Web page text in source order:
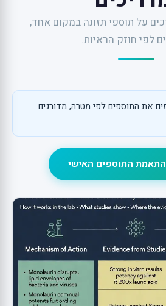
על תוספי תזונה במקום אחד,
לפי חוזק הראיות.
את התוספים לפי מטרה, מדורגים
התאמת התוספים האישי